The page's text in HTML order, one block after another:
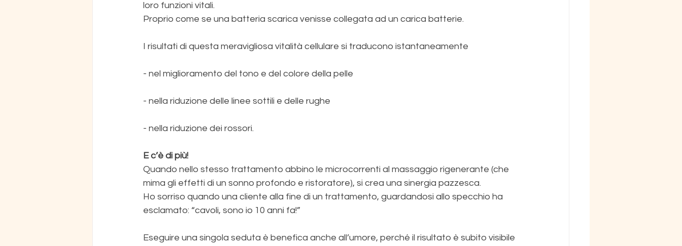
loro funzioni vitali.
Proprio come se una batteria scarica venisse collegata ad un carica batterie.
I risultati di questa meravigliosa vitalità cellulare si traducono istantaneamente
- nel miglioramento del tono e del colore della pelle
- nella riduzione delle linee sottili e delle rughe
- nella riduzione dei rossori.
E c’è di più!
Quando nello stesso trattamento abbino le microcorrenti al massaggio rigenerante (che
mima gli effetti di un sonno profondo e ristoratore), si crea una sinergia pazzesca.
Ho sorriso quando una cliente alla fine di un trattamento, guardandosi allo specchio ha
esclamato: “cavoli, sono io 10 anni fa!”
Eseguire una singola seduta è benefica anche all’umore, perché il risultato è subito visibile